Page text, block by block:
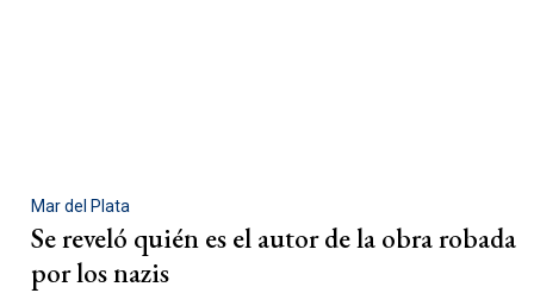
Mar del Plata
Se reveló quién es el autor de la obra robada
por los nazis